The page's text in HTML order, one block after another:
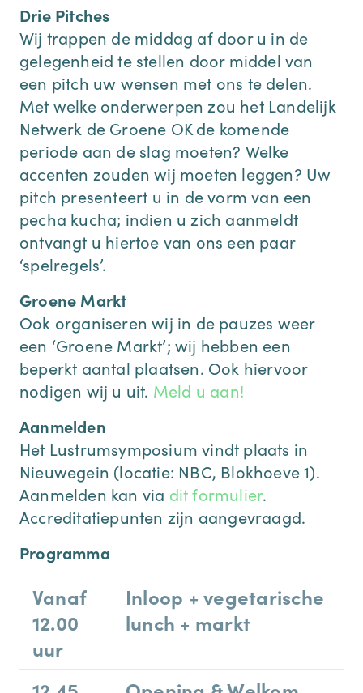
Drie Pitches
Wij trappen de middag af door u in de
gelegenheid te stellen door middel van
een pitch uw wensen met ons te delen.
Met welke onderwerpen zou het Landelijk
Netwerk de Groene OK de komende
periode aan de slag moeten? Welke
accenten zouden wij moeten leggen? Uw
pitch presenteert u in de vorm van een
pecha kucha; indien u zich aanmeldt
ontvangt u hiertoe van ons een paar
‘spelregels’.
Groene Markt
Ook organiseren wij in de pauzes weer
een ‘Groene Markt’; wij hebben een
beperkt aantal plaatsen. Ook hiervoor
nodigen wij u uit. Meld u aan!
Aanmelden
Het Lustrumsymposium vindt plaats in
Nieuwegein (locatie: NBC, Blokhoeve 1).
Aanmelden kan via dit formulier.
Accreditatiepunten zijn aangevraagd.
Programma
Vanaf
12.00
uur
Inloop + vegetarische
lunch + markt